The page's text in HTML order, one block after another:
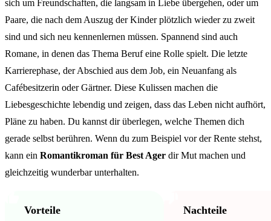
sich um Freundschaften, die langsam in Liebe übergehen, oder um
Paare, die nach dem Auszug der Kinder plötzlich wieder zu zweit
sind und sich neu kennenlernen müssen. Spannend sind auch
Romane, in denen das Thema Beruf eine Rolle spielt. Die letzte
Karrierephase, der Abschied aus dem Job, ein Neuanfang als
Cafébesitzerin oder Gärtner. Diese Kulissen machen die
Liebesgeschichte lebendig und zeigen, dass das Leben nicht aufhört,
Pläne zu haben. Du kannst dir überlegen, welche Themen dich
gerade selbst berühren. Wenn du zum Beispiel vor der Rente stehst,
kann ein Romantikroman für Best Ager dir Mut machen und
gleichzeitig wunderbar unterhalten.
Vorteile Nachteile